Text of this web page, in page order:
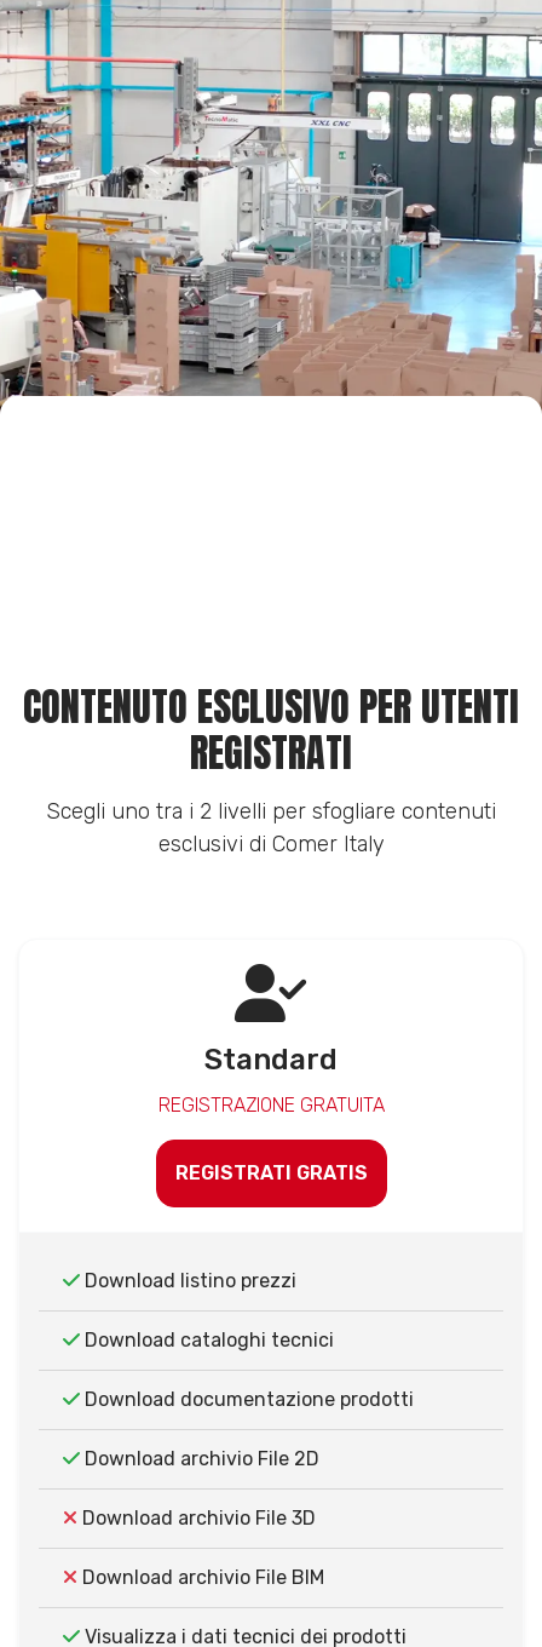
CONTENUTO ESCLUSIVO PER UTENTI
REGISTRATI
Scegli uno tra i 2 livelli per sfogliare contenuti
esclusivi di Comer Italy
Standard
REGISTRAZIONE GRATUITA
REGISTRATI GRATIS
Download listino prezzi
Download cataloghi tecnici
Download documentazione prodotti
Download archivio File 2D
Download archivio File 3D
Download archivio File BIM
Visualizza i dati tecnici dei prodotti